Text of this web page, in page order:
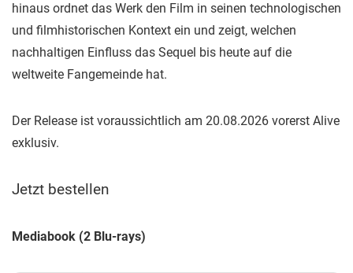
hinaus ordnet das Werk den Film in seinen technologischen
und filmhistorischen Kontext ein und zeigt, welchen
nachhaltigen Einfluss das Sequel bis heute auf die
weltweite Fangemeinde hat.
Der Release ist voraussichtlich am 20.08.2026 vorerst Alive
exklusiv.
Jetzt bestellen
Mediabook (2 Blu-rays)